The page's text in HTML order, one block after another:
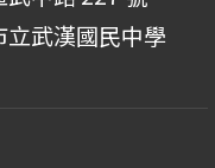
立武漢國民中學